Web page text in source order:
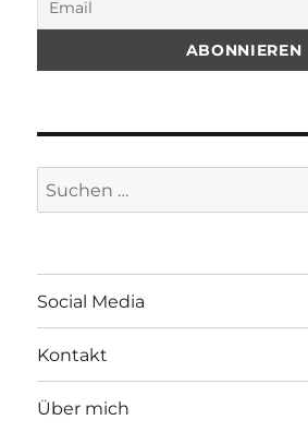
Suchen
nach:
Social Media
Kontakt
Über mich